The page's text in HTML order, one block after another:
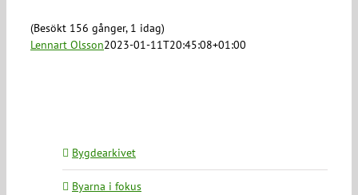
(Besökt 156 gånger, 1 idag)
Lennart Olsson2023-01-11T20:45:08+01:00
Bygdearkivet
Byarna i fokus